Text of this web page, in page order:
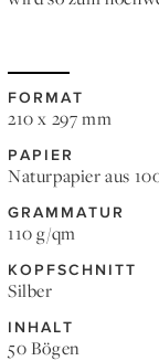
FORMAT
210 x 297 mm
PAPIER
Naturpapier aus
GRAMMATUR
110 g/qm
KOPFSCHNITT
Silber
INHALT
50 Bögen